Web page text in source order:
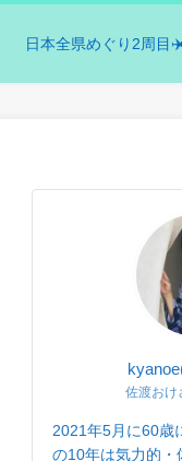
日本全県めぐり2周目
佐渡お
2021年5月に60歳
の10年は気力的・